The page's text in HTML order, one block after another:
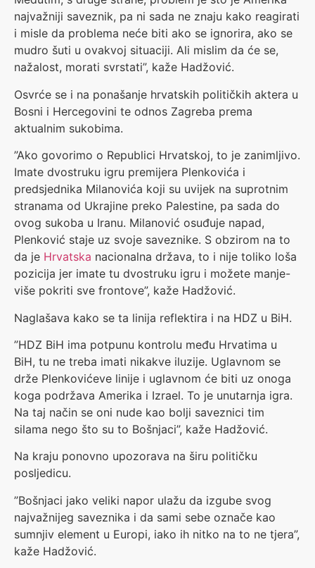
najvažniji saveznik, pa ni sada ne znaju kako reagirati
i misle da problema neće biti ako se ignorira, ako se
mudro šuti u ovakvoj situaciji. Ali mislim da će se,
nažalost, morati svrstati”, kaže Hadžović.
Osvrće se i na ponašanje hrvatskih političkih aktera u
Bosni i Hercegovini te odnos Zagreba prema
aktualnim sukobima.
”Ako govorimo o Republici Hrvatskoj, to je zanimljivo.
Imate dvostruku igru premijera Plenkovića i
predsjednika Milanovića koji su uvijek na suprotnim
stranama od Ukrajine preko Palestine, pa sada do
ovog sukoba u Iranu. Milanović osuđuje napad,
Plenković staje uz svoje saveznike. S obzirom na to
da je Hrvatska nacionalna država, to i nije toliko loša
pozicija jer imate tu dvostruku igru i možete manje-
više pokriti sve frontove”, kaže Hadžović.
Naglašava kako se ta linija reflektira i na HDZ u BiH.
”HDZ BiH ima potpunu kontrolu među Hrvatima u
BiH, tu ne treba imati nikakve iluzije. Uglavnom se
drže Plenkovićeve linije i uglavnom će biti uz onoga
koga podržava Amerika i Izrael. To je unutarnja igra.
Na taj način se oni nude kao bolji saveznici tim
silama nego što su to Bošnjaci”, kaže Hadžović.
Na kraju ponovno upozorava na širu političku
posljedicu.
”Bošnjaci jako veliki napor ulažu da izgube svog
najvažnijeg saveznika i da sami sebe označe kao
sumnjiv element u Europi, iako ih nitko na to ne tjera”,
kaže Hadžović.